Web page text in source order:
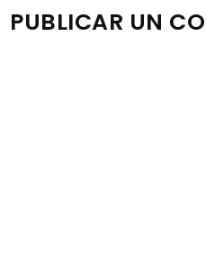
PUBLICAR UN